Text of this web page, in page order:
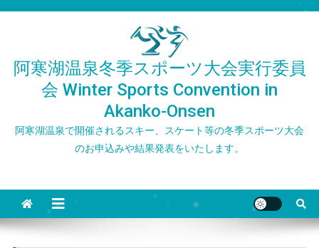
阿寒湖温泉冬季スポーツ大会実行委員
会 Winter Sports Convention in
Akanko-Onsen
阿寒湖温泉で開催されるスキー、スケート等の冬季スポーツ大会
のお申込みや結果発表をいたします。